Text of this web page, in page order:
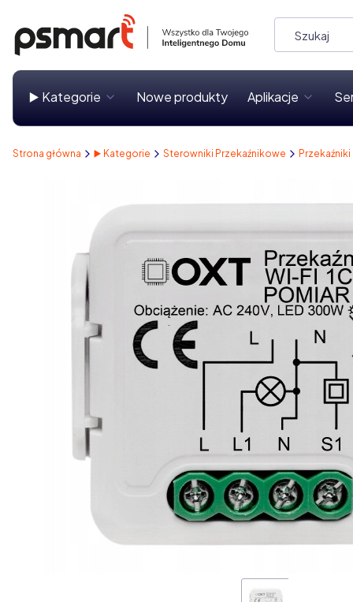
▶️ Kategorie Nowe produkty Aplikacje
Strona główna ▶️ Kategorie Sterowniki Przekaźnikowe